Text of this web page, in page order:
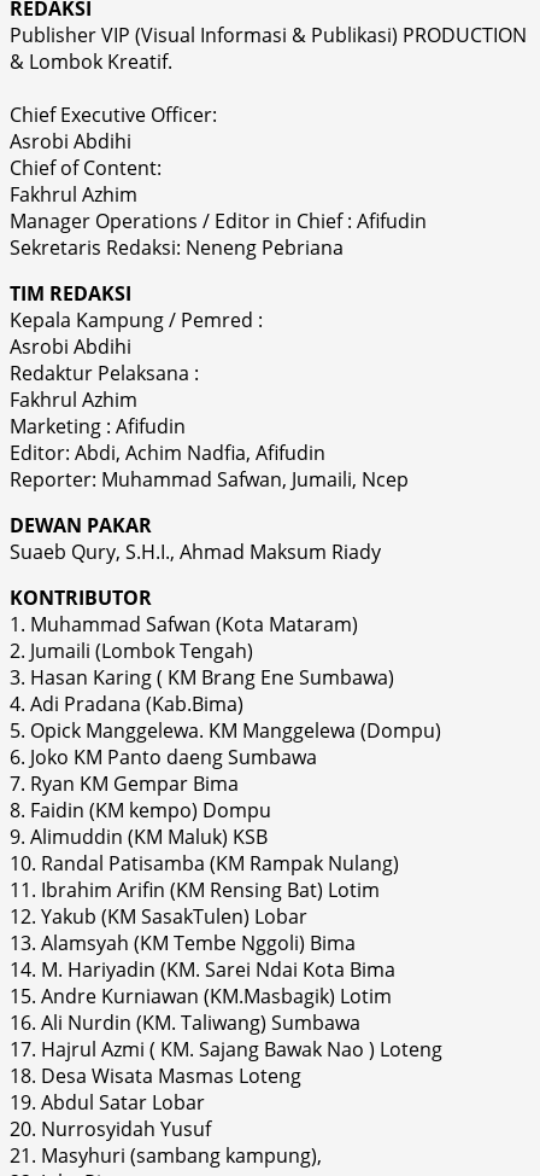
REDAKSI
Publisher VIP (Visual Informasi & Publikasi) PRODUCTION
& Lombok Kreatif.
Chief Executive Officer:
Asrobi Abdihi
Chief of Content:
Fakhrul Azhim
Manager Operations / Editor in Chief : Afifudin
Sekretaris Redaksi: Neneng Pebriana
TIM REDAKSI
Kepala Kampung / Pemred :
Asrobi Abdihi
Redaktur Pelaksana :
Fakhrul Azhim
Marketing : Afifudin
Editor: Abdi, Achim Nadfia, Afifudin
Reporter: Muhammad Safwan, Jumaili, Ncep
DEWAN PAKAR
Suaeb Qury, S.H.I., Ahmad Maksum Riady
KONTRIBUTOR
1. Muhammad Safwan (Kota Mataram)
2. Jumaili (Lombok Tengah)
3. Hasan Karing ( KM Brang Ene Sumbawa)
4. Adi Pradana (Kab.Bima)
5. Opick Manggelewa. KM Manggelewa (Dompu)
6. Joko KM Panto daeng Sumbawa
7. Ryan KM Gempar Bima
8. Faidin (KM kempo) Dompu
9. Alimuddin (KM Maluk) KSB
10. Randal Patisamba (KM Rampak Nulang)
11. Ibrahim Arifin (KM Rensing Bat) Lotim
12. Yakub (KM SasakTulen) Lobar
13. Alamsyah (KM Tembe Nggoli) Bima
14. M. Hariyadin (KM. Sarei Ndai Kota Bima
15. Andre Kurniawan (KM.Masbagik) Lotim
16. Ali Nurdin (KM. Taliwang) Sumbawa
17. Hajrul Azmi ( KM. Sajang Bawak Nao ) Loteng
18. Desa Wisata Masmas Loteng
19. Abdul Satar Lobar
20. Nurrosyidah Yusuf
21. Masyhuri (sambang kampung),